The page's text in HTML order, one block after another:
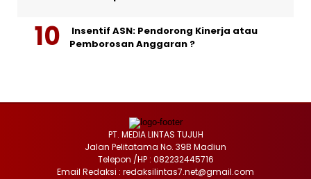
Insentif ASN: Pendorong Kinerja atau
Pemborosan Anggaran ?
PT. MEDIA LINTAS TUJUH
Jalan Pelitatama No. 39B Madiun
Telepon /HP : 082232445716
Email Redaksi : redaksilintas7.net@gmail.com